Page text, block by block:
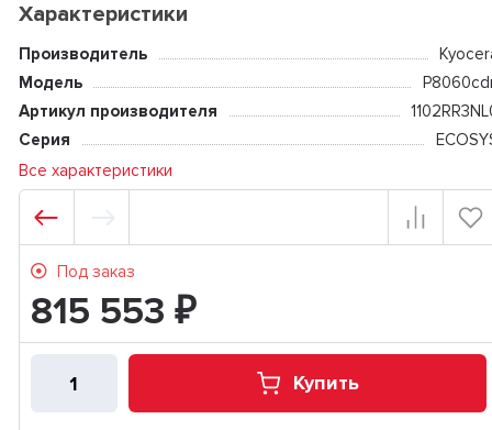
Характеристики
Производитель
Модель
Артикул производителя
Серия
Все характеристики
Под заказ
815 553 ₽
Купить